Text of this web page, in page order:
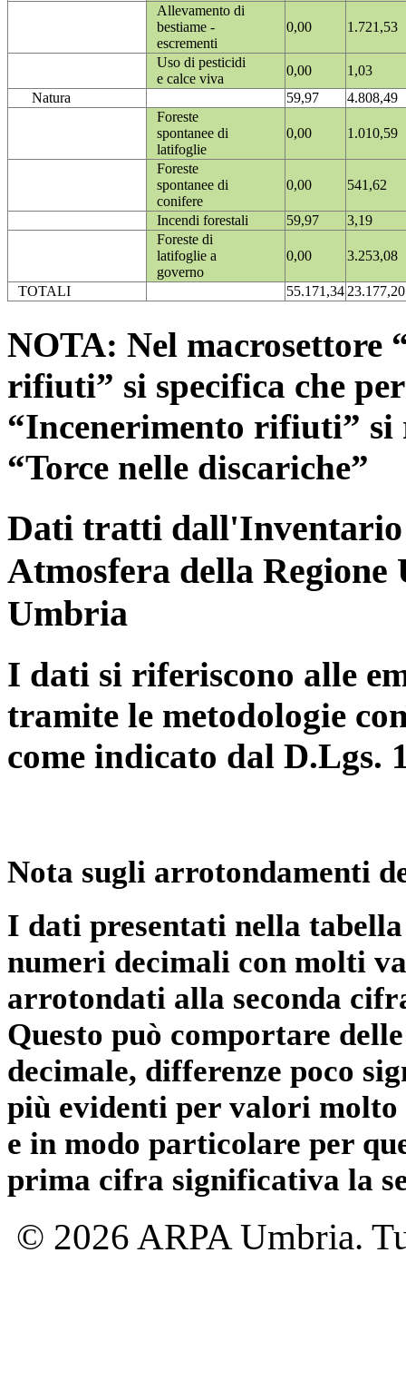
Allevamento di
bestiame -
escrementi
0,00 1.721,53
Uso di pesticidi
e calce viva
0,00
1,03
Natura
59,97
4.808,49
Foreste
spontanee di
latifoglie
0,00 1.010,59
Foreste
spontanee di
conifere
0,00 541,62
Incendi forestali 59,97
3,19
Foreste di
latifoglie a
governo
0,00 3.253,08
TOTALI 55.171,3423.177,20
NOTA: Nel macrosettore
rifiuti” si specifica che
“Incenerimento rifiuti”
“Torce nelle discariche”
Dati tratti dall'Inventario
Atmosfera della
Umbria
I dati si riferiscono alle
tramite le metodologie
come indicato dal D.Lgs.
Nota sugli arrotondamenti
I dati presentati nella
numeri decimali con molti
arrotondati alla seconda
Questo può comportare
decimale, differenze poco
più evidenti per valori
e in modo particolare per
prima cifra significativa la
© 2026 ARPA Umbria.